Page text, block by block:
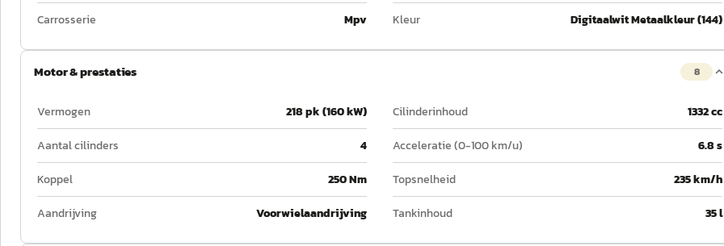
Carrosserie
Mpv Kleur Digitaalwit Metaalkleur (144)
Motor & prestaties 8
Vermogen 218 pk (160 kW) Cilinderinhoud
1332 cc
Aantal cilinders
4 Acceleratie (0-100 km/u)
6.8 s
Koppel
250 Nm Topsnelheid
235 km/h
Aandrijving
Voorwielaandrijving Tankinhoud 35 l